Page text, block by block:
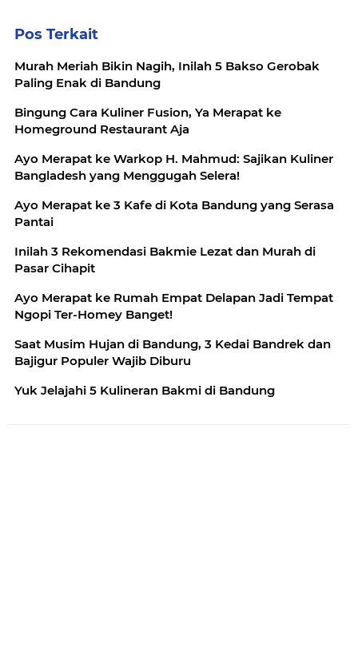
Pos Terkait
Murah Meriah Bikin Nagih, Inilah 5 Bakso Gerobak
Paling Enak di Bandung
Bingung Cara Kuliner Fusion, Ya Merapat ke
Homeground Restaurant Aja
Ayo Merapat ke Warkop H. Mahmud: Sajikan Kuliner
Bangladesh yang Menggugah Selera!
Ayo Merapat ke 3 Kafe di Kota Bandung yang Serasa
Pantai
Inilah 3 Rekomendasi Bakmie Lezat dan Murah di
Pasar Cihapit
Ayo Merapat ke Rumah Empat Delapan Jadi Tempat
Ngopi Ter-Homey Banget!
Saat Musim Hujan di Bandung, 3 Kedai Bandrek dan
Bajigur Populer Wajib Diburu
Yuk Jelajahi 5 Kulineran Bakmi di Bandung